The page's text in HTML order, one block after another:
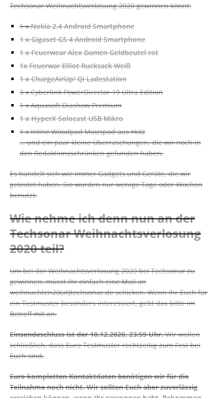
Techsonar Weihnachtsverlosung 2020 gewinnen könnt:
1 xNokia 2.4 Android Smartphone
1 x Gigaset GS 4 Android Smartphone
1 x Feuerwear Alex Damen Geldbeutel rot
1x Feuerwar Elliot Rucksack Weiß
1 x ChargeAirUp! Qi Ladestation
3 x Cyberlink PowerDirector 19 Ultra Edition
1 x Aquasoft Diashow Premium
1 x HyperX Solocast USB Mikro
1 x Inline Woodpad Mauspad aus Holz
… und ein paar kleine Überraschungen, die wir noch in
den Redaktionsschränken gefunden haben.
Es handelt sich wie immer Gadgets und Geräte, die wir
getestet haben. Sie wurden nur wenige Tage oder Wochen
benutzt.
Wie nehme ich denn nun an der
Techsonar Weihnachtsverlosung
2020 teil?
Um bei der Weihnachtsverlosung 2020 bei Techsonar zu
gewinnen, müsst ihr einfach eine Mail an
weihnachten20(at)techsonar.de schicken. Wenn Ihr Euch für
ein Testmuster besonders interessiert, gebt das bitte im
Betreff mit an.
Einsendeschluss ist der 10.12.2020, 23:59 Uhr.Wir wollen
schließlich, dass Eure Testmuster rechtzeitig zum Fest bei
Euch sind.
Eure kompletten Kontaktdaten benötigen wir für die
Teilnahme noch nicht. Wir sollten Euch aber zuverlässig